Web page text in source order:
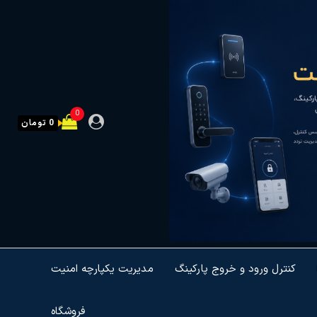
0
0 تومان
مدیریت یکپارچه امنیت کنترل ورود و خروج پارکینگ
فروشگاه